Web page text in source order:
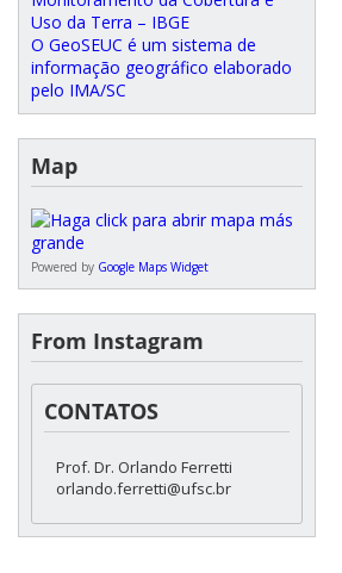
Uso da Terra – IBGE
O GeoSEUC é um sistema de
informação geográfico elaborado
pelo IMA/SC
Map
Powered by Google Maps Widget
From Instagram
CONTATOS
Prof. Dr. Orlando Ferretti
orlando.ferretti@ufsc.br